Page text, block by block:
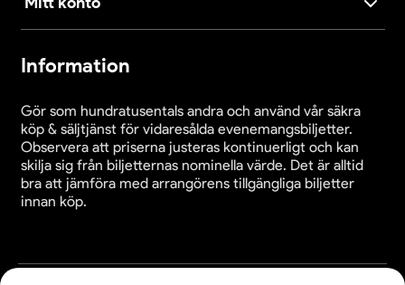
Information
Gör som hundratusentals andra och använd vår säkra
köp & säljtjänst för vidaresålda evenemangsbiljetter.
Observera att priserna justeras kontinuerligt och kan
skilja sig från biljetternas nominella värde. Det är alltid
bra att jämföra med arrangörens tillgängliga biljetter
innan köp.